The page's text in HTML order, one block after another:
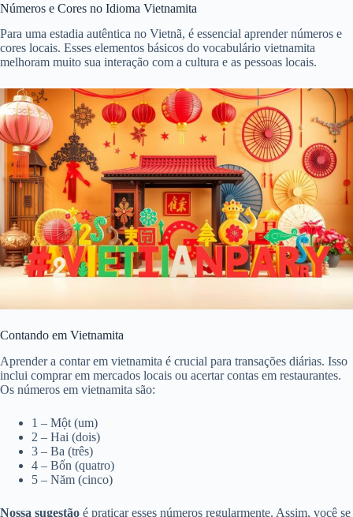
Números e Cores no Idioma Vietnamita
Para uma estadia autêntica no Vietnã, é essencial aprender números e
cores locais. Esses elementos básicos do vocabulário vietnamita
melhoram muito sua interação com a cultura e as pessoas locais.
Contando em Vietnamita
Aprender a contar em vietnamita é crucial para transações diárias. Isso
inclui comprar em mercados locais ou acertar contas em restaurantes.
Os números em vietnamita são:
1 – Một (um)
2 – Hai (dois)
3 – Ba (três)
4 – Bốn (quatro)
5 – Năm (cinco)
Nossa sugestão é praticar esses números regularmente. Assim, você se